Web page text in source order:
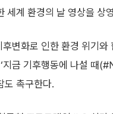
세계 환경의 날 영상을 상
변화로 인한 환경 위기와
지금 기후행동에 나설 때
도 촉구한다.